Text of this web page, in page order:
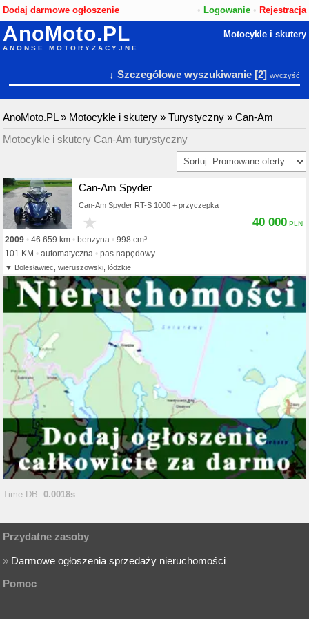
Dodaj darmowe ogłoszenie • Logowanie• Rejestracja
AnoMoto.PL
ANONSE MOTORYZACYJNE
Motocykle i skutery
↓ Szczegółowe wyszukiwanie[2] wyczyść
AnoMoto.PL» Motocykle i skutery »Turystyczny »Can-Am
Motocykle i skutery Can-Am turystyczny
Can-Am Spyder
Can-Am Spyder RT-S 1000 + przyczepka
2009 46 659 km benzyna
998 cm³
101 KM
automatyczna pas napędowy
Bolesławiec, wieruszowski, łódzkie
40 000
Time DB:0.0018s
Przydatne zasoby
» Darmowe ogłoszenia sprzedaży nieruchomości
Pomoc